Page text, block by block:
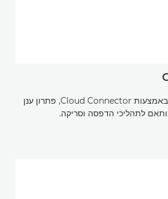
פשט את הקישוריות לענן באמצעות Cloud Connector, פתרון ענן
לתהליכי הדפסה וסריקה.